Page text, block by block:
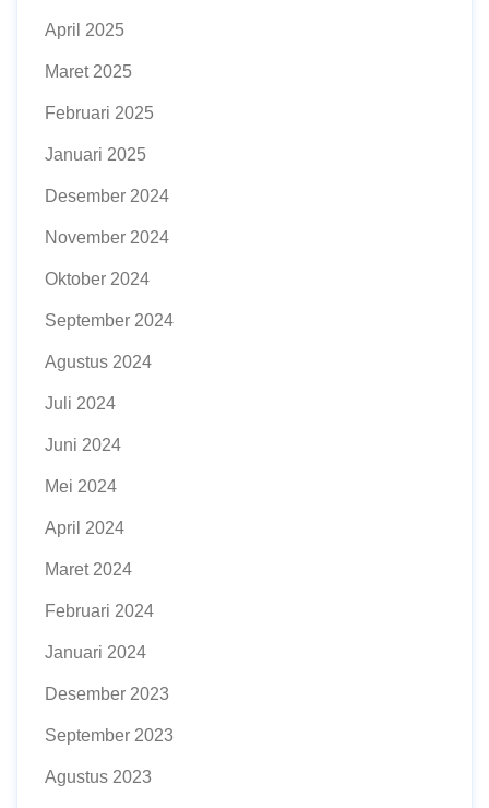
April 2025
Maret 2025
Februari 2025
Januari 2025
Desember 2024
November 2024
Oktober 2024
September 2024
Agustus 2024
Juli 2024
Juni 2024
Mei 2024
April 2024
Maret 2024
Februari 2024
Januari 2024
Desember 2023
September 2023
Agustus 2023